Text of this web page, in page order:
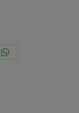
Share